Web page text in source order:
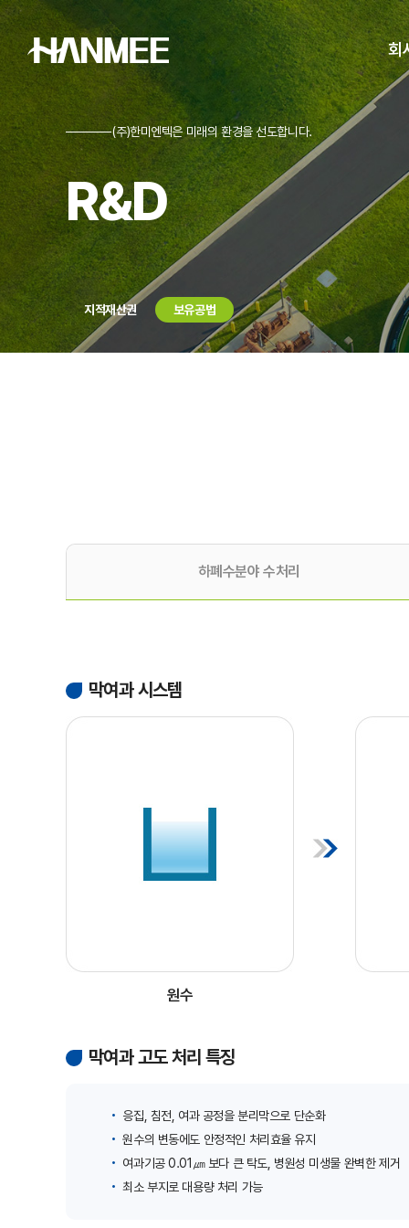
회
찾아
(주)한미엔텍은 미래의 환경을 선도합니다.
R&D
지적재산권 보유공법
하폐수분야 수처리
막여과 시스템
원수
막여과 고도 처리 특징
응집, 침전, 여과 공정을 분리막으로 단순화
원수의 변동에도 안정적인 처리효율 유지
여과기공 0.01㎛ 보다 큰 탁도, 병원성 미생물 완벽한 제거
최소 부지로 대용량 처리 가능